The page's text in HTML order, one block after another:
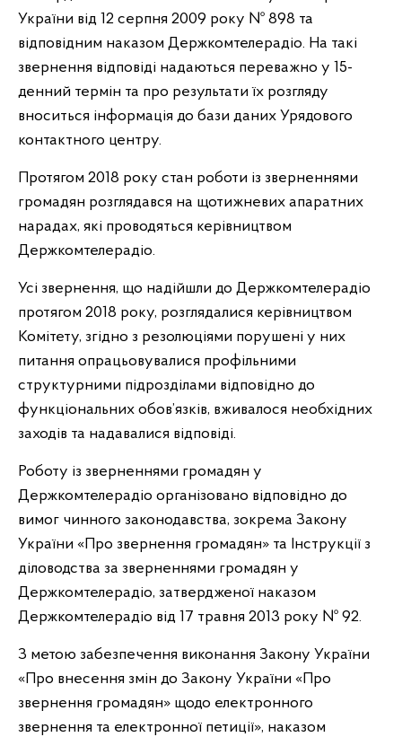
України від 12 серпня 2009 року № 898 та
відповідним наказом Держкомтелерадіо. На такі
звернення відповіді надаються переважно у 15-
денний термін та про результати їх розгляду
вноситься інформація до бази даних Урядового
контактного центру.
Протягом 2018 року стан роботи із зверненнями
громадян розглядався на щотижневих апаратних
нарадах, які проводяться керівництвом
Держкомтелерадіо.
Усі звернення, що надійшли до Держкомтелерадіо
протягом 2018 року, розглядалися керівництвом
Комітету, згідно з резолюціями порушені у них
питання опрацьовувалися профільними
структурними підрозділами відповідно до
функціональних обов’язків, вживалося необхідних
заходів та надавалися відповіді.
Роботу із зверненнями громадян у
Держкомтелерадіо організовано відповідно до
вимог чинного законодавства, зокрема Закону
України «Про звернення громадян» та Інструкції з
діловодства за зверненнями громадян у
Держкомтелерадіо, затвердженої наказом
Держкомтелерадіо від 17 травня 2013 року № 92.
З метою забезпечення виконання Закону України
«Про внесення змін до Закону України «Про
звернення громадян» щодо електронного
звернення та електронної петиції», наказом